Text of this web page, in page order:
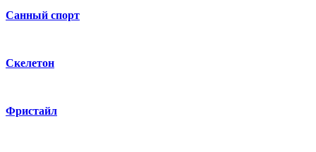
Санный спорт
Скелетон
Фристайл